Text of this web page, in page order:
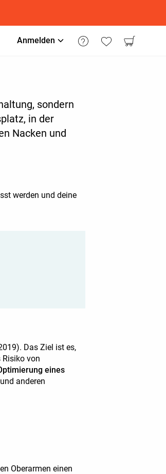
Anmelden
sondern
in der
Nacken und
werden und deine
Das Ziel ist es,
Risiko von
eines
anderen
Oberarmen einen